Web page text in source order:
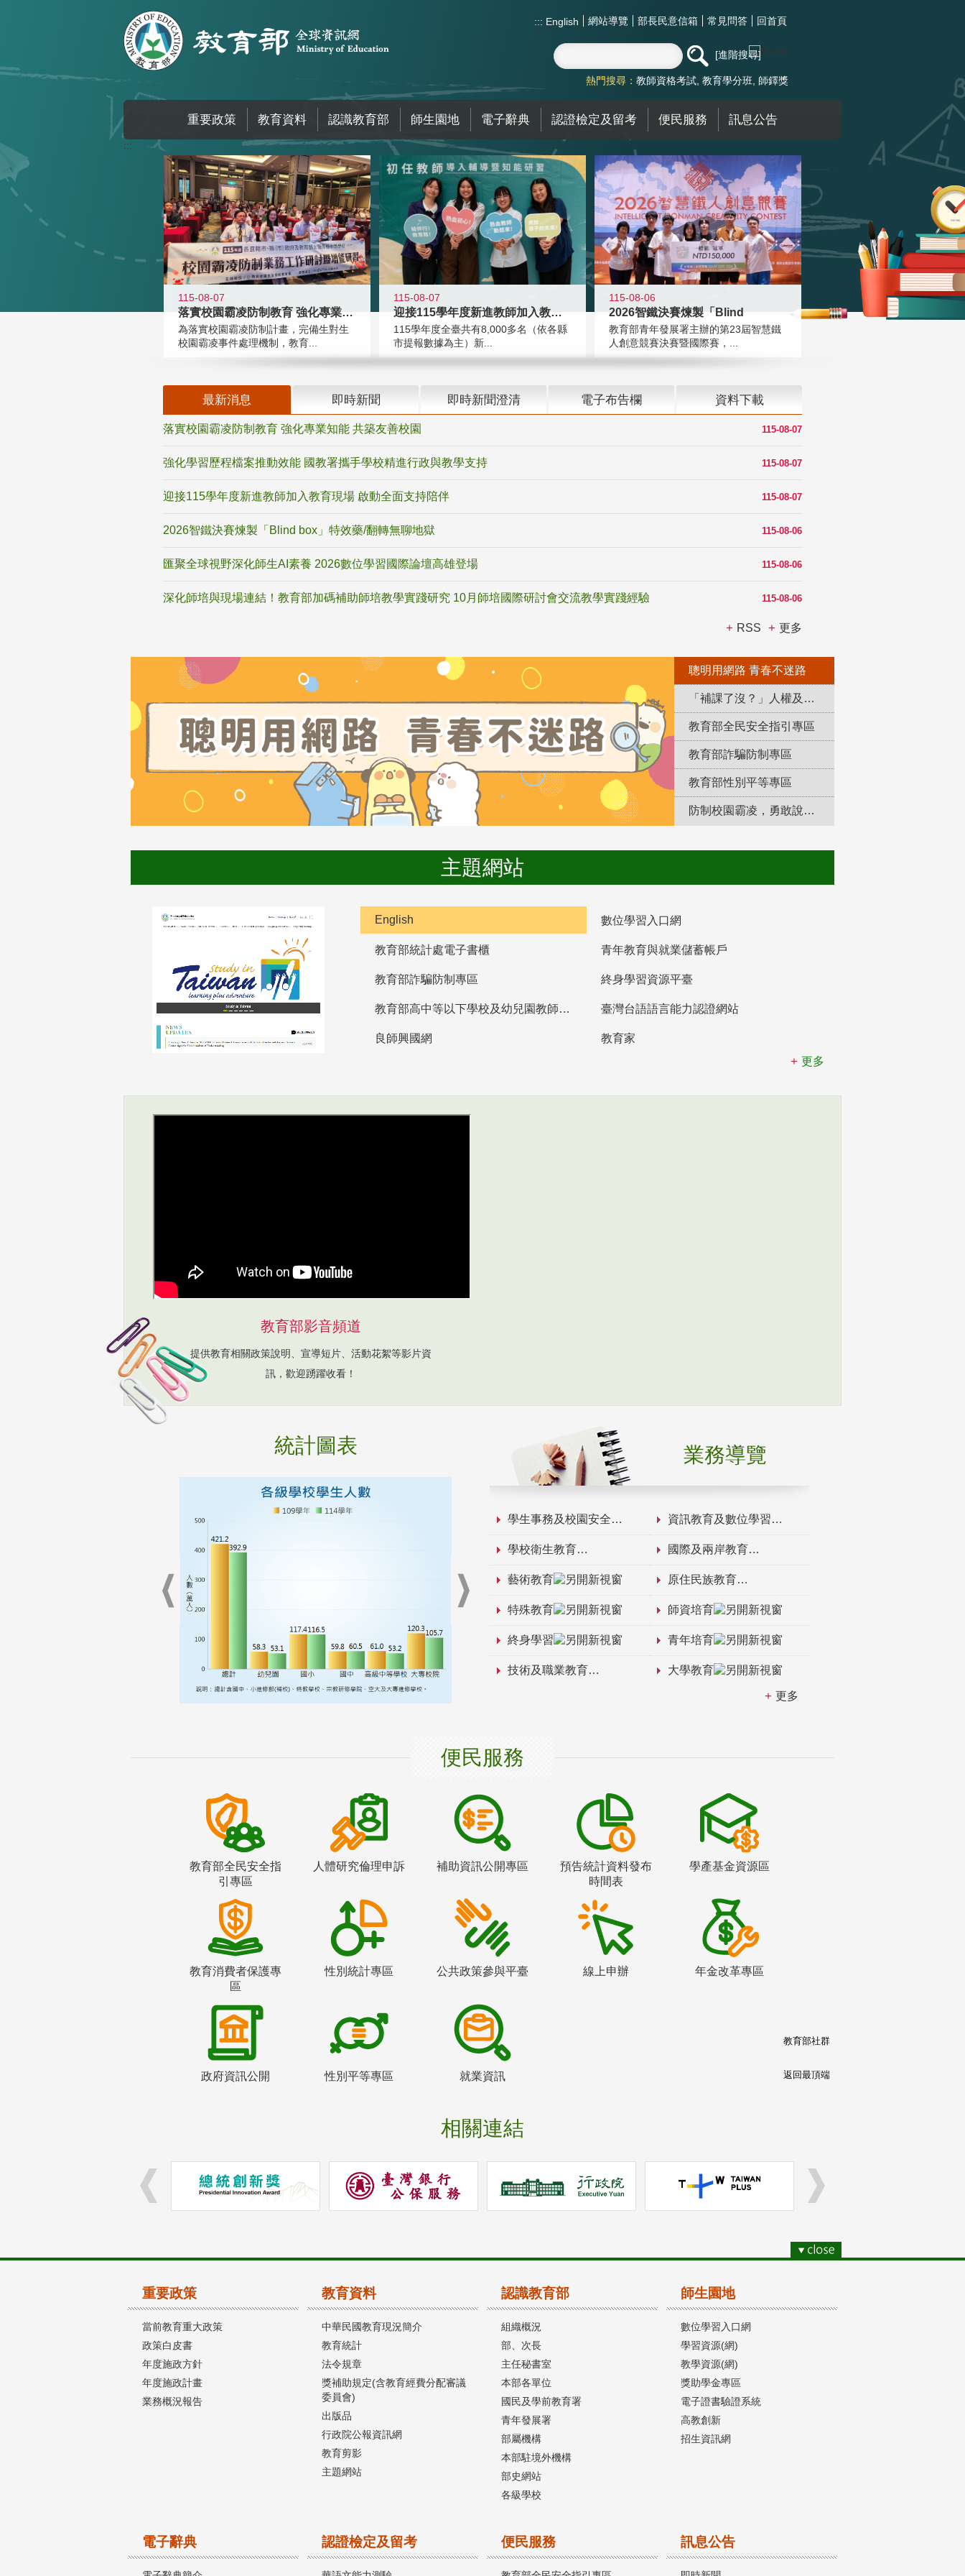
::: English 網站導覽 部長民意信箱 常見問答 回首頁
進階搜尋
熱門搜尋： 教師資格考試 教育學分班 師鐸獎
重要政策 教育資料 認識教育部 師生園地 電子辭典 認證檢定及留考 便民服務 訊息公告
:::
115-08-07
落實校園霸凌防制教育 強化專業知能
為落實校園霸凌防制計畫，完備生對生
校園霸凌事件處理機制，教育...
115-08-07
迎接115學年度新進教師加入教育現
115學年度全臺共有8,000多名（依各縣
市提報數據為主）新...
115-08-06
2026智鐵決賽煉製「Blind
教育部青年發展署主辦的第23屆智慧鐵
人創意競賽決賽暨國際賽，...
最新消息 即時新聞 即時新聞澄清 電子布告欄 資料下載
115-08-07
落實校園霸凌防制教育 強化專業知能 共築友善校園
115-08-07
強化學習歷程檔案推動效能 國教署攜手學校精進行政與教學支持
115-08-07
迎接115學年度新進教師加入教育現場 啟動全面支持陪伴
115-08-06
2026智鐵決賽煉製「Blind box」特效藥/翻轉無聊地獄
115-08-06
匯聚全球視野深化師生AI素養 2026數位學習國際論壇高雄登場
115-08-06
深化師培與現場連結！教育部加碼補助師培教學實踐研究 10月師培國際研討會交流教學實踐經驗
RSS 更多
聰明用網路 青春不迷路
「補課了沒？」人權及轉型正義教育專區
教育部全民安全指引專區
教育部詐騙防制專區
教育部性別平等專區
防制校園霸凌，勇敢說出來！
主題網站
English 數位學習入口網
教育部統計處電子書櫃 青年教育與就業儲蓄帳戶
教育部詐騙防制專區 終身學習資源平臺
教育部高中等以下學校及幼兒園教師資格檢定考試 臺灣台語語言能力認證網站
良師興國網
教育家
更多
教育部影音頻道
提供教育相關政策說明、宣導短片、活動花絮等影片資
訊，歡迎踴躍收看！
統計圖表 業務導覽
學生事務及校園安全 資訊教育及數位學習
學校衛生教育 國際及兩岸教育
藝術教育 原住民族教育
特殊教育 師資培育
終身學習 青年培育
技術及職業教育 大學教育
更多
便民服務
教育部全民安全指
引專區
人體研究倫理申訴 補助資訊公開專區
預告統計資料發布
時間表
學產基金資源區
教育消費者保護專
區
性別統計專區 公共政策參與平臺 線上申辦 年金改革專區
政府資訊公開 性別平等專區 就業資訊
相關連結
教育部社群
返回最頂端
重要政策
當前教育重大政策
政策白皮書
年度施政方針
年度施政計畫
業務概況報告
教育資料
中華民國教育現況簡介
教育統計
法令規章
獎補助規定(含教育經費分配審議
委員會)
出版品
行政院公報資訊網
教育剪影
主題網站
認識教育部
組織概況
部、次長
主任秘書室
本部各單位
國民及學前教育署
青年發展署
部屬機構
本部駐境外機構
部史網站
各級學校
師生園地
數位學習入口網
學習資源(網)
教學資源(網)
獎助學金專區
電子證書驗證系統
高教創新
招生資訊網
電子辭典 認證檢定及留考 便民服務 訊息公告